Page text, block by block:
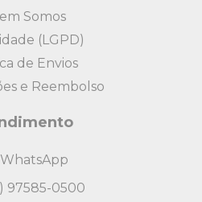
Somos
(LGPD)
de Envios
e Reembolso
WhatsApp
97585-0500